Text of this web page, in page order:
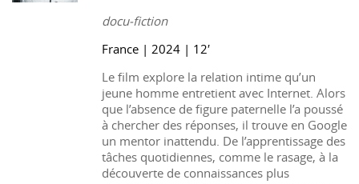
docu-fiction
France | 2024 | 12′
Le film explore la relation intime qu’un
jeune homme entretient avec Internet. Alors
que l’absence de figure paternelle l’a poussé
à chercher des réponses, il trouve en Google
un mentor inattendu. De l’apprentissage des
tâches quotidiennes, comme le rasage, à la
découverte de connaissances plus